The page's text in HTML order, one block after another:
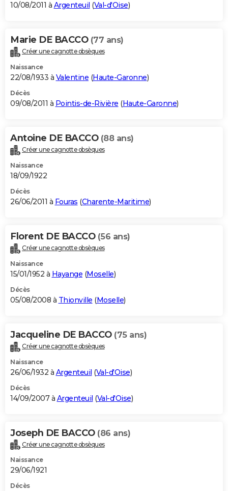
10/08/2011 à Argenteuil (Val-d'Oise)
Marie DE BACCO (77 ans)
Créer une cagnotte obsèques
Naissance
22/08/1933 à Valentine (Haute-Garonne)
Décès
09/08/2011 à Pointis-de-Rivière (Haute-Garonne)
Antoine DE BACCO (88 ans)
Créer une cagnotte obsèques
Naissance
18/09/1922
Décès
26/06/2011 à Fouras (Charente-Maritime)
Florent DE BACCO (56 ans)
Créer une cagnotte obsèques
Naissance
15/01/1952 à Hayange (Moselle)
Décès
05/08/2008 à Thionville (Moselle)
Jacqueline DE BACCO (75 ans)
Créer une cagnotte obsèques
Naissance
26/06/1932 à Argenteuil (Val-d'Oise)
Décès
14/09/2007 à Argenteuil (Val-d'Oise)
Joseph DE BACCO (86 ans)
Créer une cagnotte obsèques
Naissance
29/06/1921
Décès